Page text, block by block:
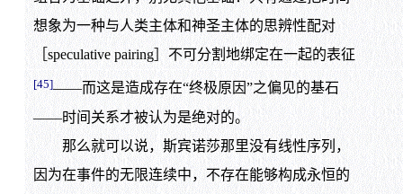
想象为一种与人类主体和神圣主体的思辨性配对
［speculative pairing］不可分割地绑定在一起的表征
[45]——而这是造成存在“终极原因”之偏见的基石
——时间关系才被认为是绝对的。
那么就可以说，斯宾诺莎那里没有线性序列，
因为在事件的无限连续中，不存在能够构成永恒的